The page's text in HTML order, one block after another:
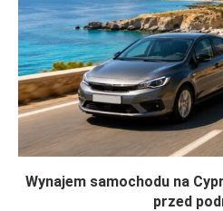
Wynajem samochodu na
przed